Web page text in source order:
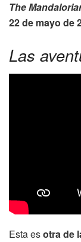
The
22 de mayo de
Las
Esta esotra de